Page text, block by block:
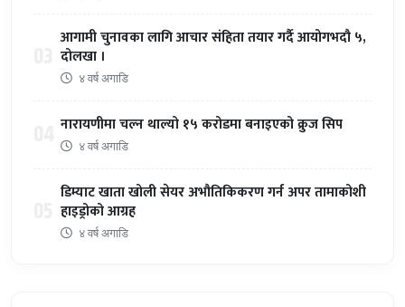
आगामी चुनावका लागि आचार संहिता तयार गर्दै आयोगभदौ ५,
दोलखा ।
४ वर्ष अगाडि
नारायणीमा चल्न थाल्यो १५ करोडमा बनाइएको क्रुज सिप
४ वर्ष अगाडि
डिम्याट खाता खोली सेयर अभौतिकिकरण गर्न अपर तामाकोशी
हाइड्रोको आग्रह
४ वर्ष अगाडि